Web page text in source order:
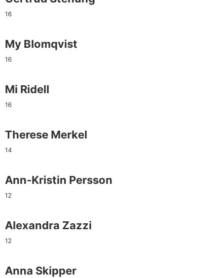
16
My Blomqvist
16
Mi Ridell
16
Therese Merkel
14
Ann-Kristin Persson
12
Alexandra Zazzi
12
Anna Skipper